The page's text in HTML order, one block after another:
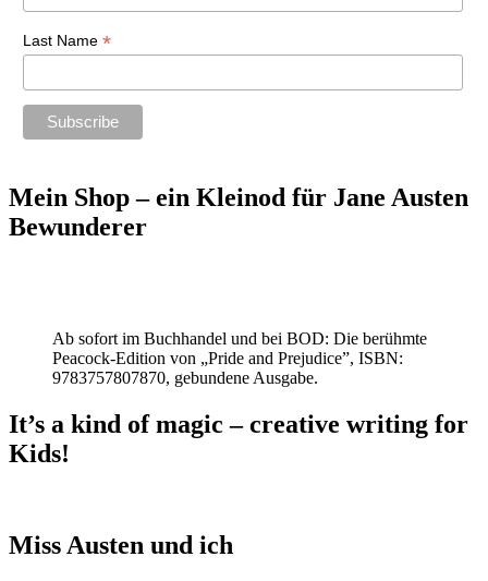
Last Name *
Mein Shop – ein Kleinod für Jane Austen
Bewunderer
Ab sofort im Buchhandel und bei BOD: Die berühmte
Peacock-Edition von „Pride and Prejudice”, ISBN:
9783757807870, gebundene Ausgabe.
It’s a kind of magic – creative writing for
Kids!
Miss Austen und ich